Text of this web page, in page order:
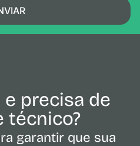
e precisa de
técnico?
garantir que sua